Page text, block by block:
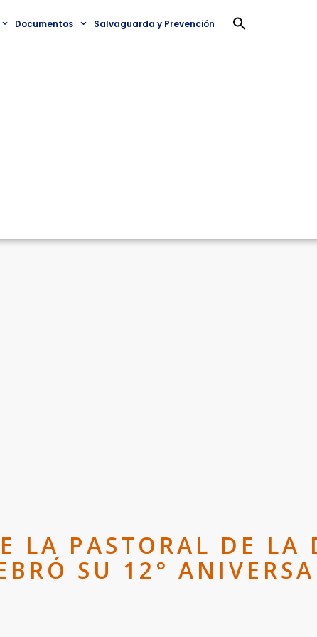
Documentos Salvaguarda y Prevención
PASTORAL DE LA
SU 12°